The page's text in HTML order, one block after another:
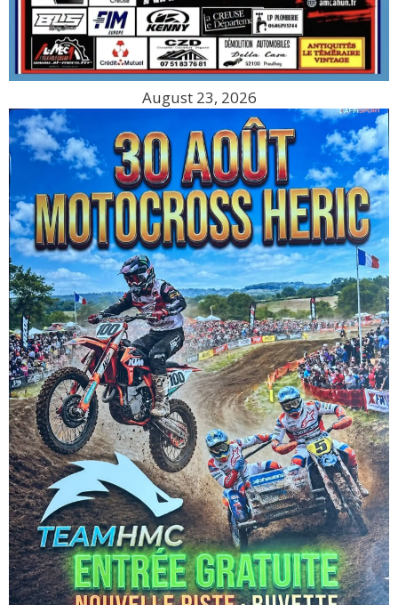
August 23, 2026